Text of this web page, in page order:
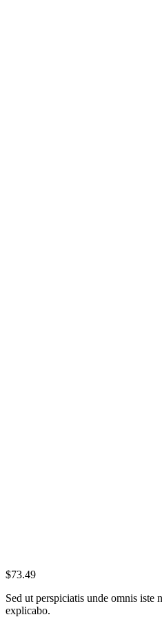
$73.49
Sed ut perspiciatis unde omnis iste
explicabo.